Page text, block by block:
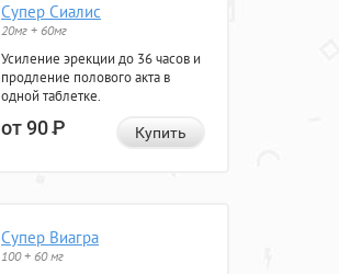
Супер Сиалис
20мг + 60мг
Усиление эрекции до 36 часов и
продление полового акта в
одной таблетке.
от 90Р Купить
Супер Виагра
100 + 60 мг